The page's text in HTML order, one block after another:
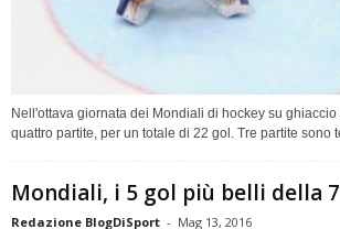
Nell'ottava giornata dei Mondiali di hockey su
quattro partite, per un totale di 22 gol. Tre partite sono
Mondiali, i 5 gol più belli della
Redazione BlogDiSport - Mag 13, 2016